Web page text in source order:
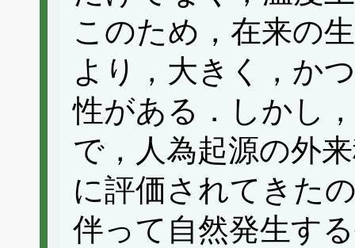
このため，在来の
より，大きく，か
性がある．しかし
で，人為起源の外
に評価されてきた
伴って自然発生す